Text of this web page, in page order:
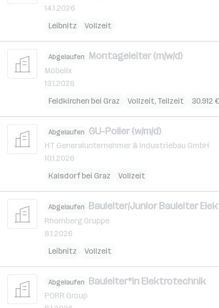
14.1.2026
Leibnitz
Vollzeit
Abgelaufen Montageleiter (m/w/d)
Möbelix
13.1.2026
Feldkirchen bei Graz
Vollzeit, Teilzeit 30.912
Abgelaufen GU-Polier (w/m/d)
HT Generalunternehmer & Industriebau GmbH
10.1.2026
Kalsdorf bei Graz
Vollzeit
Abgelaufen Bauleiter/Junior Bauleiter
Rhomberg Gruppe
8.1.2026
Leibnitz
Vollzeit
Abgelaufen Bauleiter*in Elektrotechnik
PORR Group